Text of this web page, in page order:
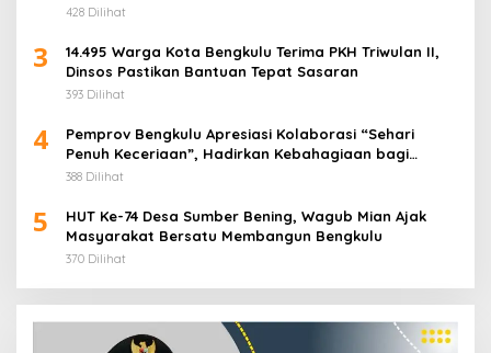
428 Dilihat
3
14.495 Warga Kota Bengkulu Terima PKH Triwulan II,
Dinsos Pastikan Bantuan Tepat Sasaran
393 Dilihat
4
Pemprov Bengkulu Apresiasi Kolaborasi “Sehari
Penuh Keceriaan”, Hadirkan Kebahagiaan bagi
Puluhan Anak Panti Asuhan
388 Dilihat
5
HUT Ke-74 Desa Sumber Bening, Wagub Mian Ajak
Masyarakat Bersatu Membangun Bengkulu
370 Dilihat